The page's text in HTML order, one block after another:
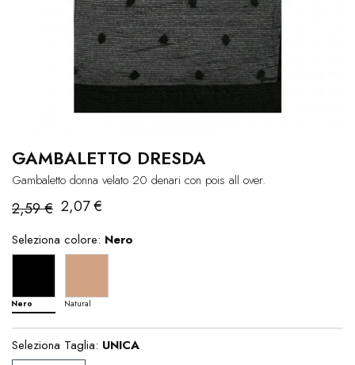
GAMBALETTO DRESDA
Gambaletto donna velato 20 denari con pois all over.
2,59 € 2,07 €
Seleziona colore: Nero
Nero Natural
Seleziona Taglia: UNICA